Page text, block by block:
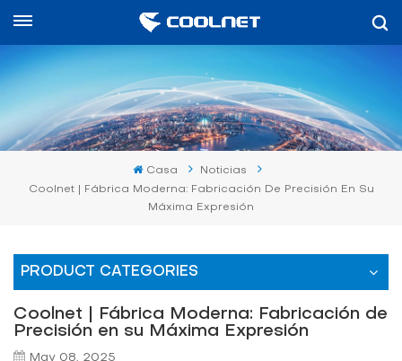
English
中文
العربية
Casa
Noticias
Coolnet | Fábrica Moderna: Fabricación De Precisión En Su
Máxima Expresión
PRODUCT CATEGORIES
Coolnet | Fábrica Moderna: Fabricación de
Precisión en su Máxima Expresión
May 08, 2025